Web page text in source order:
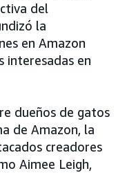
del
la
en Amazon
interesadas en
dueños de gatos
de Amazon, la
creadores
Aimee Leigh,